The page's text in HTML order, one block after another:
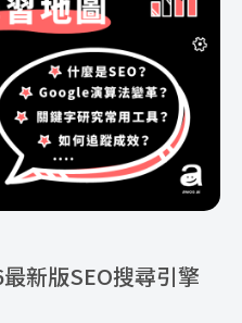
新版SEO搜尋引擎